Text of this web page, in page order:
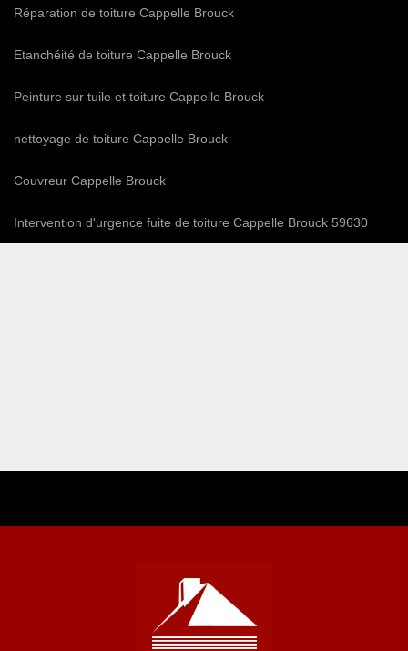
Réparation de toiture Cappelle Brouck
Etanchéité de toiture Cappelle Brouck
Peinture sur tuile et toiture Cappelle Brouck
nettoyage de toiture Cappelle Brouck
Couvreur Cappelle Brouck
Intervention d'urgence fuite de toiture Cappelle Brouck 59630